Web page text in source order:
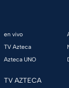
en vivo
TV Azteca
Azteca UNO
TV AZTECA